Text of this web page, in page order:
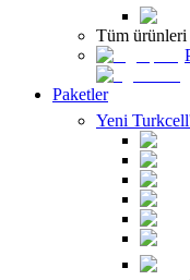
Tüm ürünleri
Paketler
Yeni